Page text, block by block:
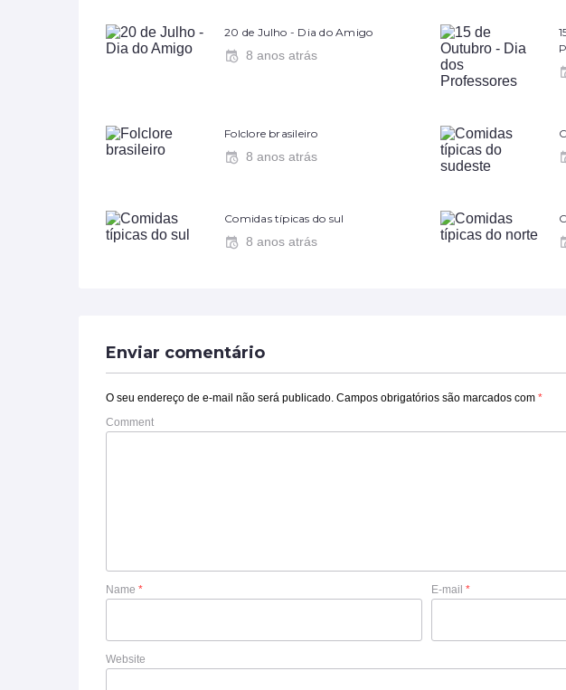
20 de Julho - Dia do Amigo
8 anos atrás
Folclore brasileiro
8 anos atrás
Comidas típicas do sul
8 anos atrás
Enviar comentário
O seu endereço de e-mail não será publicado. Campos obrigatórios são marcados com *
Comment
Name * E-mail *
Website